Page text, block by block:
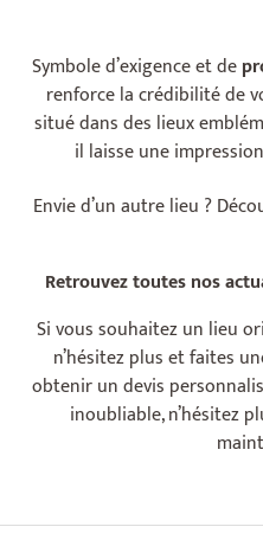
Symbole d’exigence et de
renforce la crédibilité de
situé dans des lieux
il laisse une
Envie d’un autre lieu ?
Retrouvez toutes nos
Si vous souhaitez un lieu
n’hésitez plus et faites
obtenir un devis
inoubliable, n’hésitez